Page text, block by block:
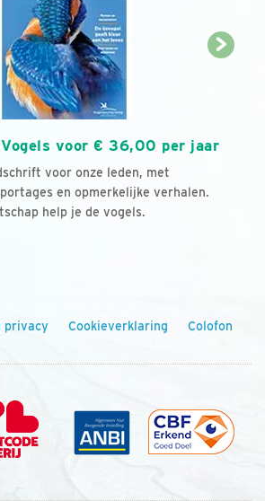
voor € 36,00 per jaar
voor onze leden, met
en opmerkelijke verhalen.
help je de vogels.
privacy Cookieverklaring Colofon